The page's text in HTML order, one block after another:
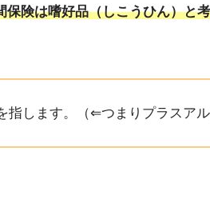
険は嗜好品（しこうひん）と
指します。（⇐つまりプラスアル